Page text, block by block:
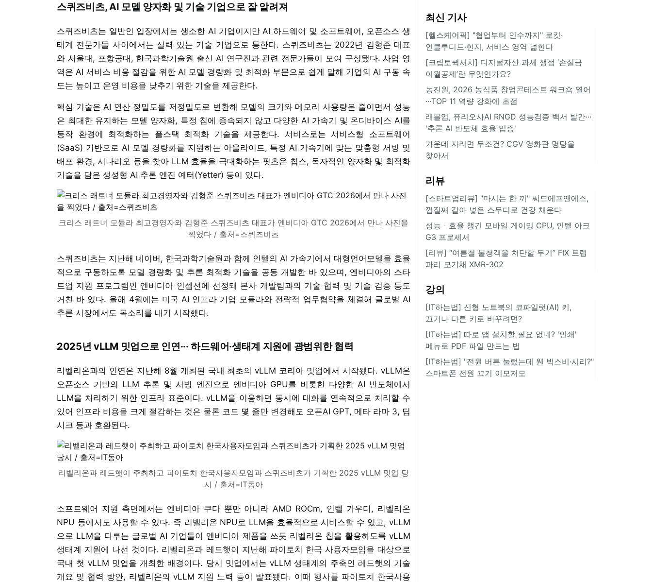
스퀴즈비츠, AI 모델 양자화 및 기술 기업으로 잘 알려져
스퀴즈비츠는 일반인 입장에서는 생소한 AI 기업이지만 AI 하드웨어 및 소프트웨어, 오픈소스 생
태계 전문가들 사이에서는 실력 있는 기술 기업으로 통한다. 스퀴즈비츠는 2022년 김형준 대표
와 서울대, 포항공대, 한국과학기술원 출신 AI 연구진과 관련 전문가들이 모여 구성됐다. 사업 영
역은 AI 서비스 비용 절감을 위한 AI 모델 경량화 및 최적화 부문으로 쉽게 말해 기업의 AI 구동 속
도는 높이고 운영 비용을 낮추기 위한 기술을 제공한다.
핵심 기술은 AI 연산 정밀도를 저정밀도로 변환해 모델의 크기와 메모리 사용량은 줄이면서 성능
은 최대한 유지하는 모델 양자화, 특정 칩에 종속되지 않고 다양한 AI 가속기 및 온디바이스 AI를
동작 환경에 최적화하는 풀스택 최적화 기술을 제공한다. 서비스로는 서비스형 소프트웨어
(SaaS) 기반으로 AI 모델 경량화를 지원하는 아울라이트, 특정 AI 가속기에 맞는 맞춤형 서빙 및
배포 환경, 시나리오 등을 찾아 LLM 효율을 극대화하는 핏츠온 칩스, 독자적인 양자화 및 최적화
기술을 담은 생성형 AI 추론 엔진 예터(Yetter) 등이 있다.
크리스 래트너 모듈라 최고경영자와 김형준 스퀴즈비츠 대표가 엔비디아 GTC 2026에서 만나 사진을
찍었다 / 출처=스퀴즈비츠
스퀴즈비츠는 지난해 네이버, 한국과학기술원과 함께 인텔의 AI 가속기에서 대형언어모델을 효율
적으로 구동하도록 모델 경량화 및 추론 최적화 기술을 공동 개발한 바 있으며, 엔비디아의 스타
트업 지원 프로그램인 엔비디아 인셉션에 선정돼 본사 개발팀과의 기술 협력 및 기술 검증 등도
거친 바 있다. 올해 4월에는 미국 AI 인프라 기업 모듈라와 전략적 업무협약을 체결해 글로벌 AI
추론 시장에서도 목소리를 내기 시작했다.
2025년 vLLM 밋업으로 인연··· 하드웨어·생태계 지원에 광범위한 협력
리벨리온과의 인연은 지난해 8월 개최된 국내 최초의 vLLM 코리아 밋업에서 시작됐다. vLLM은
오픈소스 기반의 LLM 추론 및 서빙 엔진으로 엔비디아 GPU를 비롯한 다양한 AI 반도체에서
LLM을 처리하기 위한 인프라 표준이다. vLLM을 이용하면 동시에 대화를 연속적으로 처리할 수
있어 인프라 비용을 크게 절감하는 것은 물론 코드 몇 줄만 변경해도 오픈AI GPT, 메타 라마 3, 딥
시크 등과 호환된다.
리벨리온과 레드햇이 주최하고 파이토치 한국사용자모임과 스퀴즈비츠가 기획한 2025 vLLM 밋업 당
시 / 출처=IT동아
소프트웨어 지원 측면에서는 엔비디아 쿠다 뿐만 아니라 AMD ROCm, 인텔 가우디, 리벨리온
NPU 등에서도 사용할 수 있다. 즉 리벨리온 NPU로 LLM을 효율적으로 서비스할 수 있고, vLLM
으로 LLM을 다루는 글로벌 AI 기업들이 엔비디아 제품을 쓰듯 리벨리온 칩을 활용하도록 vLLM
생태계 지원에 나선 것이다. 리벨리온과 레드햇이 지난해 파이토치 한국 사용자모임을 대상으로
국내 첫 vLLM 밋업을 개최한 배경이다. 당시 밋업에서는 vLLM 생태계의 주축인 레드햇의 기술
개요 및 협력 방안, 리벨리온의 vLLM 지원 노력 등이 발표됐다. 이때 행사를 파이토치 한국사용
최신 기사
[헬스케어픽] "협업부터 인수까지" 로킷·
인클루디드·힌지, 서비스 영역 넓힌다
[크립토퀵서치] 디지털자산 과세 쟁점 ‘손실금
이월공제’란 무엇인가요?
농진원, 2026 농식품 창업콘테스트 워크숍 열어
···TOP 11 역량 강화에 초점
래블업, 퓨리오사AI RNGD 성능검증 백서 발간···
'추론 AI 반도체 효율 입증'
가운데 자리면 무조건? CGV 영화관 명당을
찾아서
리뷰
[스타트업리뷰] "마시는 한 끼" 씨드에프앤에스,
껍질째 갈아 넣은 스무디로 건강 채운다
성능ㆍ효율 챙긴 모바일 게이밍 CPU, 인텔 아크
G3 프로세서
[리뷰] “여름철 불청객을 처단할 무기” FIX 트랩
파리 모기채 XMR-302
강의
[IT하는법] 신형 노트북의 코파일럿(AI) 키,
끄거나 다른 키로 바꾸려면?
[IT하는법] 따로 앱 설치할 필요 없네? '인쇄'
메뉴로 PDF 파일 만드는 법
[IT하는법] "전원 버튼 눌렀는데 웬 빅스비·시리?"
스마트폰 전원 끄기 이모저모